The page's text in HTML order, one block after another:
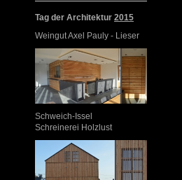
Tag der Architektur 2015
Weingut Axel Pauly - Lieser
Schweich-Issel
Schreinerei Holzlust